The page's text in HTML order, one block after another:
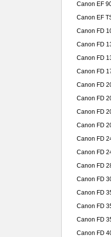
Canon EF
Canon EF
Canon FD
Canon FD
Canon FD
Canon FD
Canon FD
Canon FD
Canon FD
Canon FD
Canon FD
Canon FD
Canon FD
Canon FD
Canon FD
Canon FD
Canon FD
Canon FD